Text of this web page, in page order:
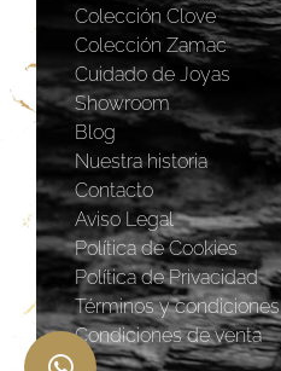
Colección Clove
Colección Zamac
Cuidado de Joyas
Showroom
Blog
Nuestra historia
Contacto
Aviso Legal
Política de Cookies
Política de Privacidad
Términos y condiciones
Condiciones de venta